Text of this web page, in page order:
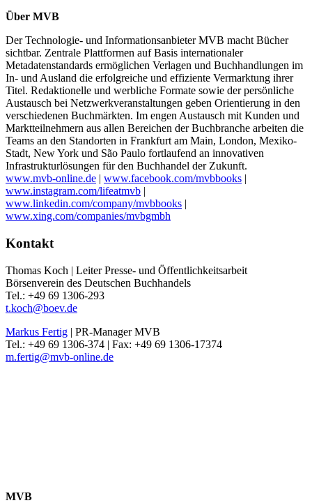
Über MVB
Der Technologie- und Informationsanbieter MVB macht Bücher
sichtbar. Zentrale Plattformen auf Basis internationaler
Metadatenstandards ermöglichen Verlagen und Buchhandlungen im
In- und Ausland die erfolgreiche und effiziente Vermarktung ihrer
Titel. Redaktionelle und werbliche Formate sowie der persönliche
Austausch bei Netzwerkveranstaltungen geben Orientierung in den
verschiedenen Buchmärkten. Im engen Austausch mit Kunden und
Marktteilnehmern aus allen Bereichen der Buchbranche arbeiten die
Teams an den Standorten in Frankfurt am Main, London, Mexiko-
Stadt, New York und São Paulo fortlaufend an innovativen
Infrastrukturlösungen für den Buchhandel der Zukunft.
www.mvb-online.de | www.facebook.com/mvbbooks |
www.instagram.com/lifeatmvb |
www.linkedin.com/company/mvbbooks |
www.xing.com/companies/mvbgmbh
Kontakt
Thomas Koch | Leiter Presse- und Öffentlichkeitsarbeit
Börsenverein des Deutschen Buchhandels
Tel.: +49 69 1306-293
t.koch@boev.de
Markus Fertig | PR-Manager MVB
Tel.: +49 69 1306-374 | Fax: +49 69 1306-17374
m.fertig@mvb-online.de
MVB